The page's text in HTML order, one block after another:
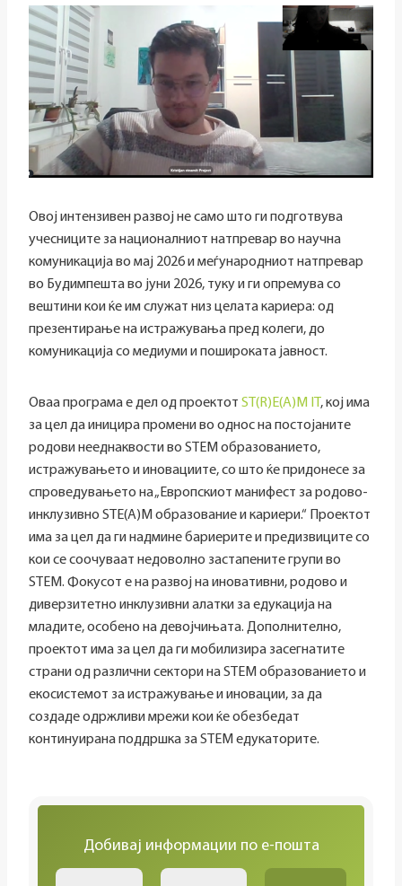
Овој интензивен развој не само што ги подготвува
учесниците за националниот натпревар во научна
комуникација во мај 2026 и меѓународниот натпревар
во Будимпешта во јуни 2026, туку и ги опремува со
вештини кои ќе им служат низ целата кариера: од
презентирање на истражувања пред колеги, до
комуникација со медиуми и пошироката јавност.
Оваа програма е дел од проектот ST(R)E(A)M IT , кој има
за цел да иницира промени во однос на постојаните
родови нееднаквости во STEM образованието,
истражувањето и иновациите, со што ќе придонесе за
спроведувањето на „Европскиот манифест за родово-
инклузивно STE(A)M образование и кариери.“ Проектот
има за цел да ги надмине бариерите и предизвиците со
кои се соочуваат недоволно застапените групи во
STEM. Фокусот е на развој на иновативни, родово и
диверзитетно инклузивни алатки за едукација на
младите, особено на девојчињата. Дополнително,
проектот има за цел да ги мобилизира засегнатите
страни од различни сектори на STEM образованието и
екосистемот за истражување и иновации, за да
создаде одржливи мрежи кои ќе обезбедат
континуирана поддршка за STEM едукаторите.
Добивај информации по е-пошта